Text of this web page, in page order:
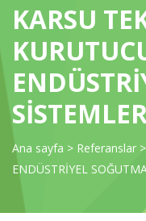
KARSU
Ana sayfa > Referanslar >
ENDÜSTRİYEL